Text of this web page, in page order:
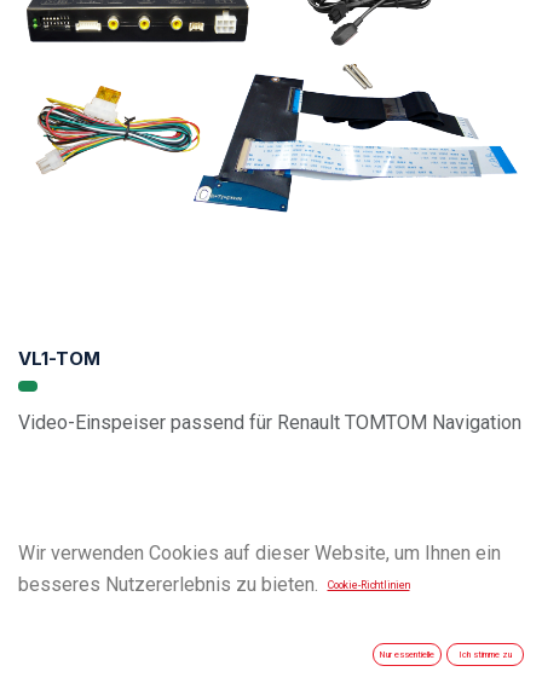
VL1-TOM
Video-Einspeiser passend für Renault TOMTOM Navigation
Wir verwenden Cookies auf dieser Website, um Ihnen ein
besseres Nutzererlebnis zu bieten.
Cookie-Richtlinien
Nur essentielle Ich stimme zu